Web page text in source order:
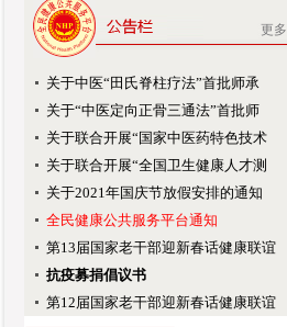
更多
关于中医“田氏脊柱疗法”首批师承
关于“中医定向正骨三通法”首批师
关于联合开展“国家中医药特色技术
关于联合开展“全国卫生健康人才测
关于2021年国庆节放假安排的通知
全民健康公共服务平台通知
第13届国家老干部迎新春话健康联谊
抗疫募捐倡议书
第12届国家老干部迎新春话健康联谊